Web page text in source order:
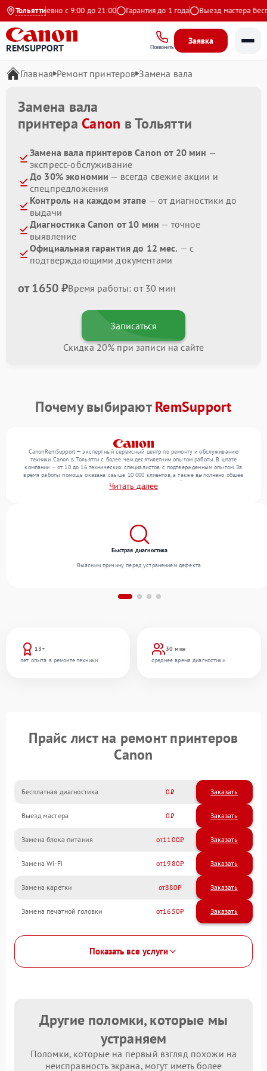
Тольятти
Ежедневно с 9:00 до 21:00 Гарантия до 1 года Выезд мастера
REMSUPPORT Позвонить
Заявка
Главная Ремонт принтеров Замена вала
Замена вала
принтера Canon в Тольятти
Замена вала принтеров Canon от 20 мин —
экспресс-обслуживание
До 30% экономии — всегда свежие акции и
спецпредложения
Контроль на каждом этапе — от диагностики до
выдачи
Диагностика Canon от 10 мин — точное
выявление
Официальная гарантия до 12 мес. — с
подтверждающими документами
от 1650 ₽Время работы: от 30 мин
Записаться
Скидка 20% при записи на сайте
Почему выбираютRemSupport
CanonRemSupport — экспертный сервисный центр по ремонту и обслуживанию
техники Canon в Тольятти с более чем десятилетним опытом работы. В штате
компании — от 10 до 16 технических специалистов с подтвержденным опытом. За
время работы помощь оказана свыше 10 000 клиентов, а также выполнено общее
число ремонтов превысило 12 000. Ежемесячно в сервисный центр поступает свыше
300 единиц техники, включая , , . Мы работаем с широким спектром неисправностей и
Читать далее
13+
лет опыта в ремонте техники
30 мин
среднее время диагностики
Быстрая диагностика
Выясним причину перед устранением дефекта.
Прайс лист на ремонт принтеров
Canon
Бесплатная диагностика 0 Заказать
Выезд мастера 0 Заказать
Замена блока питания 1100
Замена Wi-Fi 1980
Замена каретки 880
Замена печатной головки 1650
Показать все услуги
Другие поломки, которые мы
устраняем
Поломки, которые на первый взгляд похожи на
неисправность экрана, могут иметь более